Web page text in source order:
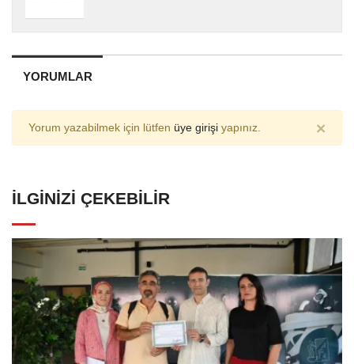
YORUMLAR
Yorum yazabilmek için lütfen üye girişi yapınız. ×
İLGINIZI ÇEKEBILIR